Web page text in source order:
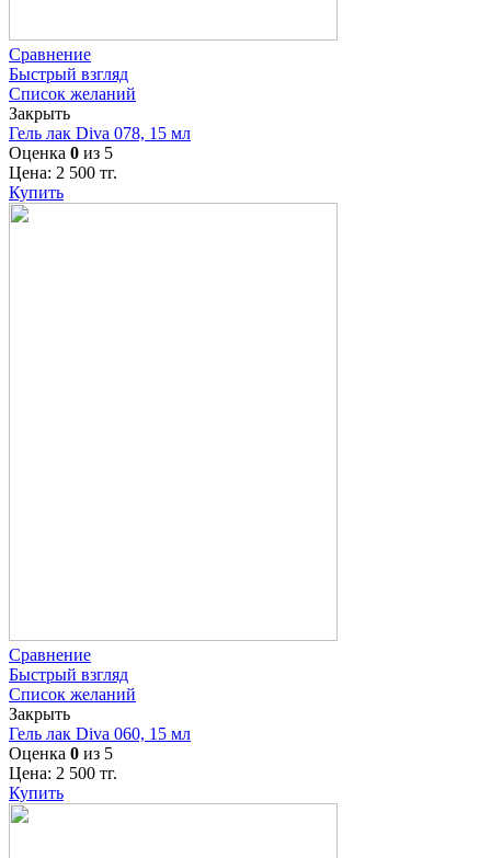
Сравнение
Быстрый взгляд
Список желаний
Закрыть
Гель лак Diva 078, 15 мл
Оценка 0 из 5
Цена: 2 500 тг.
Купить
Сравнение
Быстрый взгляд
Список желаний
Закрыть
Гель лак Diva 060, 15 мл
Оценка 0 из 5
Цена: 2 500 тг.
Купить